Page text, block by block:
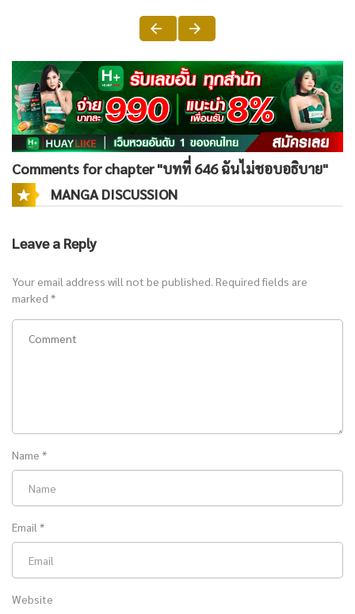
Comments for chapter "บทที่ 646 ฉันไม่ชอบอธิบาย"
MANGA DISCUSSION
Leave a Reply
Your email address will not be published. Required fields are
marked *
Name *
Email *
Website